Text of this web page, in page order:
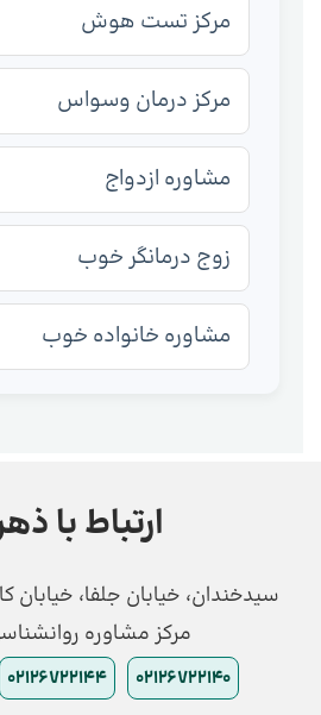
مرکز تست هوش
مرکز درمان وسواس
مشاوره ازدواج
زوج درمانگر خوب
مشاوره خانواده خوب
ارتباط با
مرکز مشاوره
02126722140
02126722144